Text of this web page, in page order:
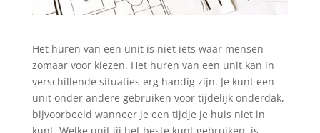
Het huren van een unit is niet iets waar mensen
zomaar voor kiezen. Het huren van een unit kan in
verschillende situaties erg handig zijn. Je kunt een
unit onder andere gebruiken voor tijdelijk onderdak,
bijvoorbeeld wanneer je een tijdje je huis niet in